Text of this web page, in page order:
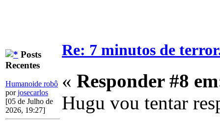
Posts
Recentes
Humanoide robô
porjosecarlos
[05 de Julho de
2026, 19:27]
Re: 7 minutos de
« Responder #8
Hugu vou tentar